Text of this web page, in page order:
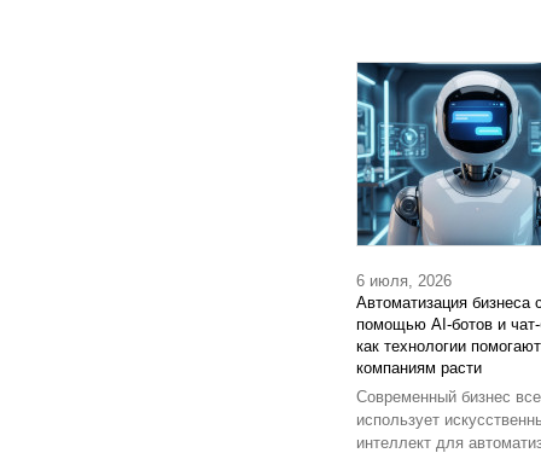
6 июля, 2026
Автоматизация бизнеса
помощью AI-ботов и чат-
как технологии помогают
компаниям расти
Современный бизнес
использует
интеллект для